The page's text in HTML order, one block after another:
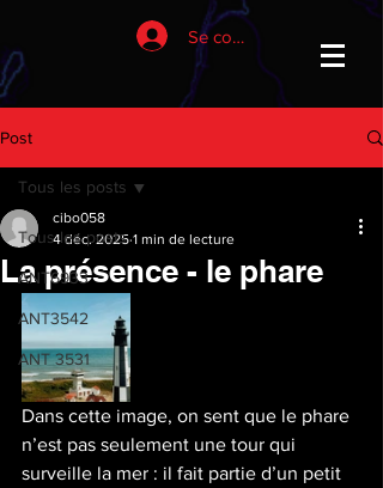
Se connecter
Post
Tous les posts
ANT6933
ANT3542
ANT 3531
Tous les posts
La présence - le phare
cibo058
4 déc. 2025 1 min de lecture
Dans cette image, on sent que le phare
n’est pas seulement une tour qui
surveille la mer : il fait partie d’un petit